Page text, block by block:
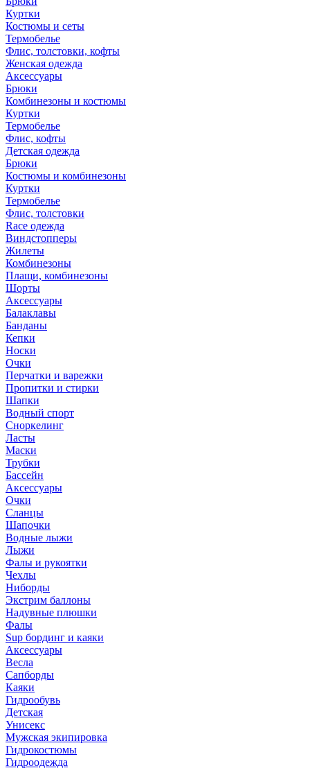
Куртки
Костюмы и сеты
Термобелье
Флис, толстовки, кофты
Женская одежда
Аксессуары
Брюки
Комбинезоны и костюмы
Куртки
Термобелье
Флис, кофты
Детская одежда
Брюки
Костюмы и комбинезоны
Куртки
Термобелье
Флис, толстовки
Race одежда
Виндстопперы
Жилеты
Комбинезоны
Плащи, комбинезоны
Шорты
Аксессуары
Балаклавы
Банданы
Кепки
Носки
Очки
Перчатки и варежки
Пропитки и стирки
Шапки
Водный спорт
Сноркелинг
Ласты
Маски
Трубки
Бассейн
Аксессуары
Очки
Сланцы
Шапочки
Водные лыжи
Лыжи
Фалы и рукоятки
Чехлы
Ниборды
Экстрим баллоны
Надувные плюшки
Фалы
Sup бординг и каяки
Аксессуары
Весла
Сапборды
Каяки
Гидрообувь
Детская
Унисекс
Мужская экипировка
Гидрокостюмы
Гидроодежда